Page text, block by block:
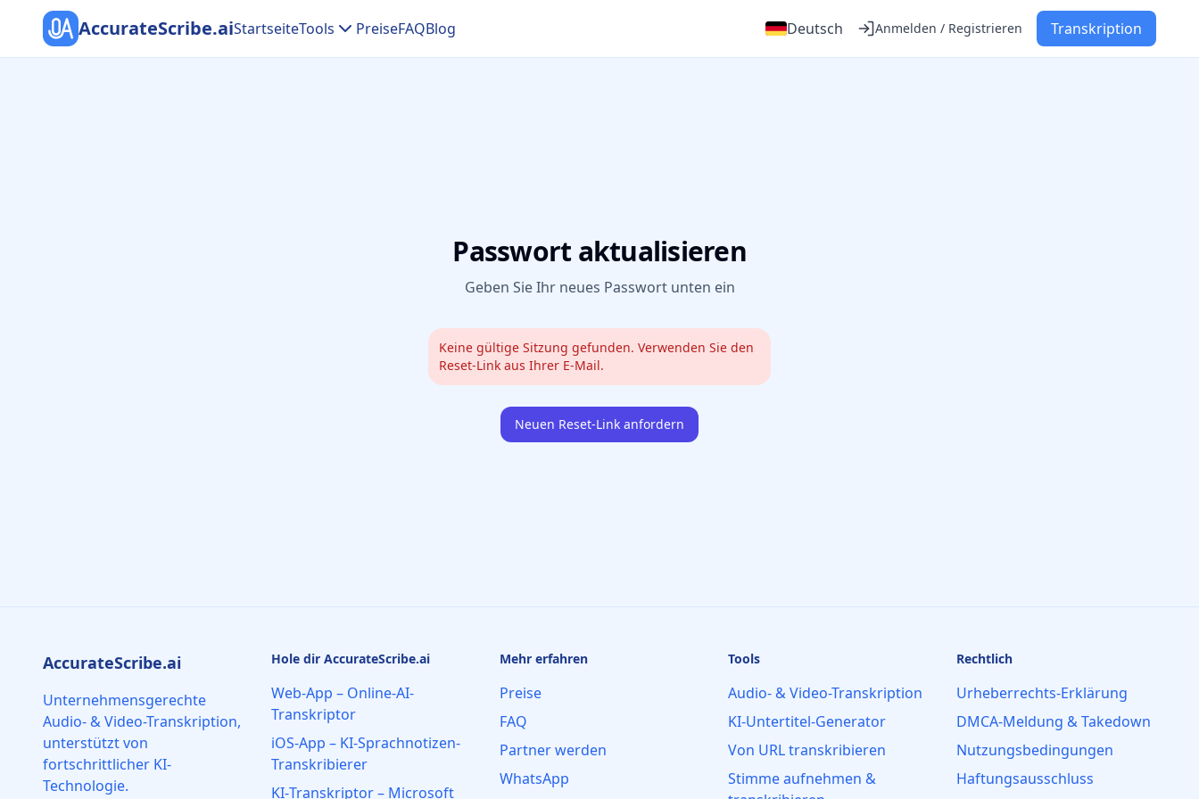
AccurateScribe.aiStartseiteTools PreiseFAQBlog Deutsch Anmelden / Registrieren Transkription
Passwort aktualisieren
Geben Sie Ihr neues Passwort unten ein
Keine gültige Sitzung gefunden. Verwenden Sie den
Reset‑Link aus Ihrer E‑Mail.
Neuen Reset‑Link anfordern
AccurateScribe.ai
Unternehmensgerechte
Audio- & Video-Transkription,
unterstützt von
fortschrittlicher KI-
Technologie.
Hole dir AccurateScribe.ai
Web-App – Online-AI-
Transkriptor
iOS-App – KI-Sprachnotizen-
Transkribierer
KI‑Transkriptor – Microsoft
Mehr erfahren
Preise
FAQ
Partner werden
WhatsApp
Tools
Audio- & Video-Transkription
KI-Untertitel-Generator
Von URL transkribieren
Stimme aufnehmen &
Rechtlich
Urheberrechts-Erklärung
DMCA-Meldung & Takedown
Nutzungsbedingungen
Haftungsausschluss